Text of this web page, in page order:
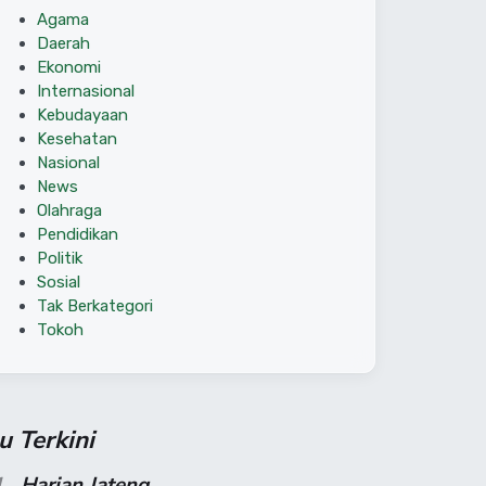
Agama
Daerah
Ekonomi
Internasional
Kebudayaan
Kesehatan
Nasional
News
Olahraga
Pendidikan
Politik
Sosial
Tak Berkategori
Tokoh
Terkini